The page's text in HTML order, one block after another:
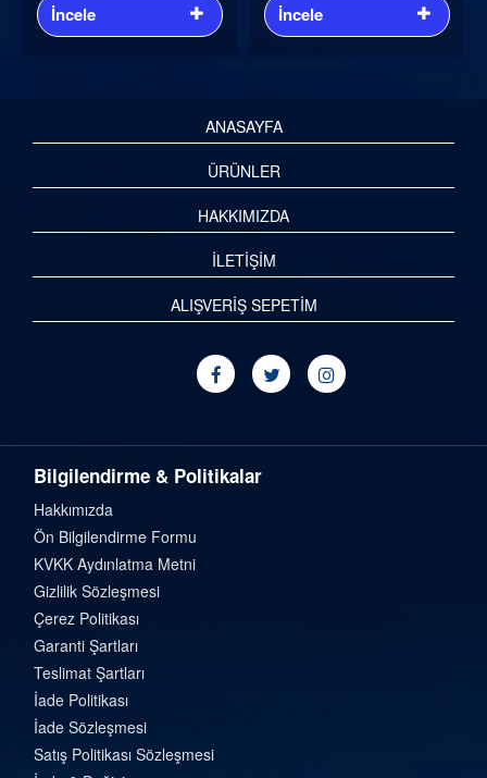
İncele İncele
ANASAYFA
ÜRÜNLER
HAKKIMIZDA
İLETİŞİM
ALIŞVERİŞ SEPETİM
Bilgilendirme & Politikalar
Hakkımızda
Ön Bilgilendirme Formu
KVKK Aydınlatma Metni
Gizlilik Sözleşmesi
Çerez Politikası
Garanti Şartları
Teslimat Şartları
İade Politikası
İade Sözleşmesi
Satış Politikası Sözleşmesi